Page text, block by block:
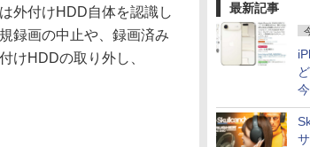
最新記事
外付けHDD自体を認識し
録画の中止や、録画済み
けHDDの取り外し、